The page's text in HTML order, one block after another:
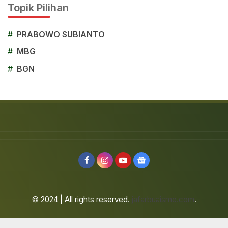
Topik Pilihan
# PRABOWO SUBIANTO
# MBG
# BGN
© 2024 | All rights reserved. jafarbuaisme.com.